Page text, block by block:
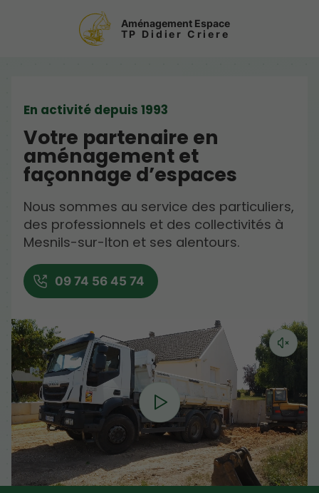
Aménagement Espace
TP Didier Criere
En activité depuis 1993
Votre partenaire en
aménagement et
façonnage d’espaces
Nous sommes au service des particuliers,
des professionnels et des collectivités à
Mesnils-sur-Iton et ses alentours.
09 74 56 45 74